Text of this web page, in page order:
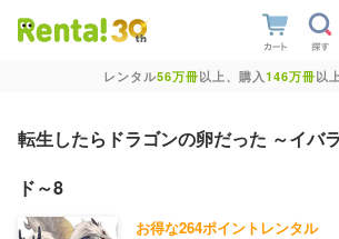
レンタル56万冊以上、購入146万冊以
転生したらドラゴンの卵だった ～イバ
ド～8
お得な264ポイントレンタル